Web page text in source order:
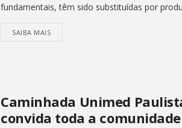
fundamentais, têm sido substituídas por
SAIBA MAIS
Caminhada Unimed
convida toda a